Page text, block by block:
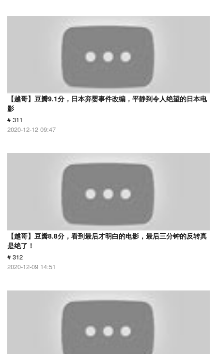
【越哥】豆瓣9.1分，日本弃婴事件改编，平静到令人绝望的日本电
影
# 311
2020-12-12 09:47
【越哥】豆瓣8.8分，看到最后才明白的电影，最后三分钟的反转真
是绝了！
# 312
2020-12-09 14:51